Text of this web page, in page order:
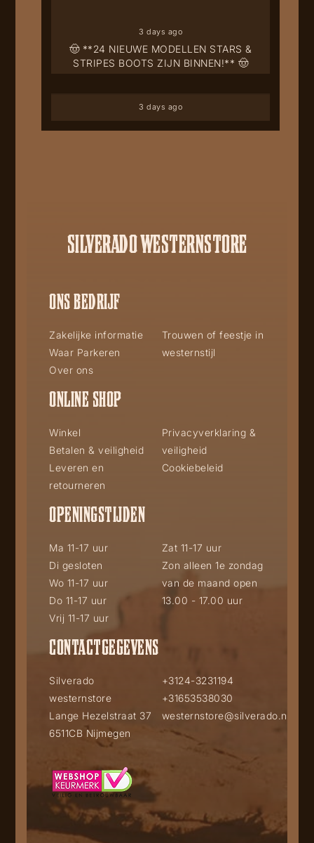
🤠 **24 NIEUWE MODELLEN STARS &
STRIPES BOOTS ZIJN BINNEN!** 🤠
3 days ago
3 days ago
SILVERADO WESTERNSTORE
ONS BEDRIJF
Zakelijke informatie
Waar Parkeren
Over ons
Trouwen of feestje in
westernstijl
ONLINE SHOP
Winkel
Betalen & veiligheid
Leveren en
retourneren
Privacyverklaring &
veiligheid
Cookiebeleid
OPENINGSTIJDEN
Ma 11-17 uur
Di gesloten
Wo 11-17 uur
Do 11-17 uur
Vrij 11-17 uur
Zat 11-17 uur
Zon alleen 1e zondag
van de maand open
13.00 - 17.00 uur
CONTACTGEGEVENS
Silverado
westernstore
Lange Hezelstraat 37
6511CB Nijmegen
+3124-3231194
+31653538030
westernstore@silverado.nl